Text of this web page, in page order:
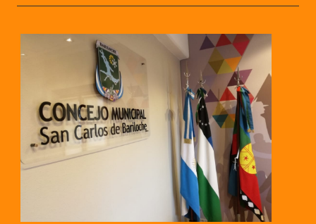
Resoluciones de Presidencia
INSTITUCIONAL
Antiguos Pobladores
Noticias Destacadas